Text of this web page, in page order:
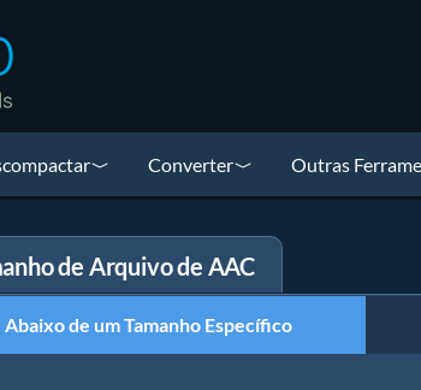
Converter Outras
de Arquivo de AAC
de um Tamanho Específico